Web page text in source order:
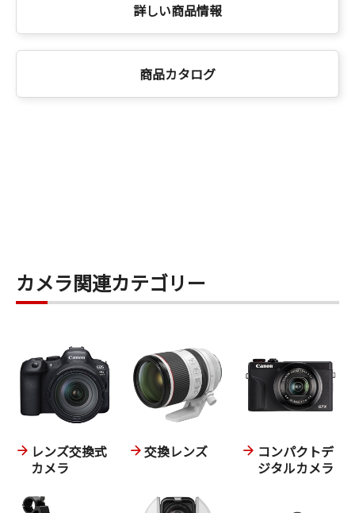
詳しい商品情報
商品カタログ
カメラ関連カテゴリー
レンズ交換式
カメラ
交換レンズ
コンパクトデ
ジタルカメラ